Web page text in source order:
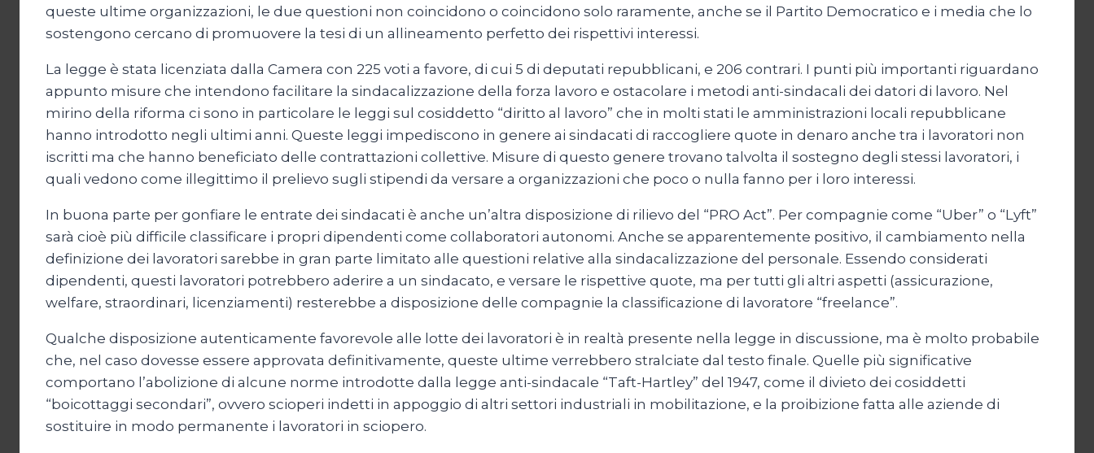
queste ultime organizzazioni, le due questioni non coincidono o coincidono solo raramente, anche se il Partito Democratico e i media che lo
sostengono cercano di promuovere la tesi di un allineamento perfetto dei rispettivi interessi.
La legge è stata licenziata dalla Camera con 225 voti a favore, di cui 5 di deputati repubblicani, e 206 contrari. I punti più importanti riguardano
appunto misure che intendono facilitare la sindacalizzazione della forza lavoro e ostacolare i metodi anti-sindacali dei datori di lavoro. Nel
mirino della riforma ci sono in particolare le leggi sul cosiddetto “diritto al lavoro” che in molti stati le amministrazioni locali repubblicane
hanno introdotto negli ultimi anni. Queste leggi impediscono in genere ai sindacati di raccogliere quote in denaro anche tra i lavoratori non
iscritti ma che hanno beneficiato delle contrattazioni collettive. Misure di questo genere trovano talvolta il sostegno degli stessi lavoratori, i
quali vedono come illegittimo il prelievo sugli stipendi da versare a organizzazioni che poco o nulla fanno per i loro interessi.
In buona parte per gonfiare le entrate dei sindacati è anche un’altra disposizione di rilievo del “PRO Act”. Per compagnie come “Uber” o “Lyft”
sarà cioè più difficile classificare i propri dipendenti come collaboratori autonomi. Anche se apparentemente positivo, il cambiamento nella
definizione dei lavoratori sarebbe in gran parte limitato alle questioni relative alla sindacalizzazione del personale. Essendo considerati
dipendenti, questi lavoratori potrebbero aderire a un sindacato, e versare le rispettive quote, ma per tutti gli altri aspetti (assicurazione,
welfare, straordinari, licenziamenti) resterebbe a disposizione delle compagnie la classificazione di lavoratore “freelance”.
Qualche disposizione autenticamente favorevole alle lotte dei lavoratori è in realtà presente nella legge in discussione, ma è molto probabile
che, nel caso dovesse essere approvata definitivamente, queste ultime verrebbero stralciate dal testo finale. Quelle più significative
comportano l’abolizione di alcune norme introdotte dalla legge anti-sindacale “Taft-Hartley” del 1947, come il divieto dei cosiddetti
“boicottaggi secondari”, ovvero scioperi indetti in appoggio di altri settori industriali in mobilitazione, e la proibizione fatta alle aziende di
sostituire in modo permanente i lavoratori in sciopero.